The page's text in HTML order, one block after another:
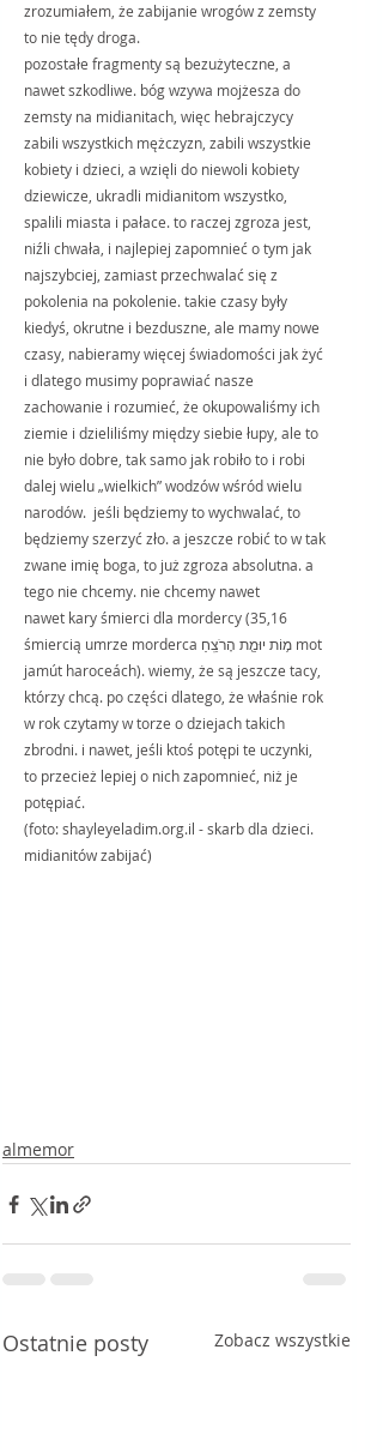
zrozumiałem, że zabijanie wrogów z zemsty
to nie tędy droga.
pozostałe fragmenty są bezużyteczne, a
nawet szkodliwe. bóg wzywa mojżesza do
zemsty na midianitach, więc hebrajczycy
zabili wszystkich mężczyzn, zabili wszystkie
kobiety i dzieci, a wzięli do niewoli kobiety
dziewicze, ukradli midianitom wszystko,
spalili miasta i pałace. to raczej zgroza jest,
niźli chwała, i najlepiej zapomnieć o tym jak
najszybciej, zamiast przechwalać się z
pokolenia na pokolenie. takie czasy były
kiedyś, okrutne i bezduszne, ale mamy nowe
czasy, nabieramy więcej świadomości jak żyć
i dlatego musimy poprawiać nasze
zachowanie i rozumieć, że okupowaliśmy ich
ziemie i dzieliliśmy między siebie łupy, ale to
nie było dobre, tak samo jak robiło to i robi
dalej wielu „wielkich” wodzów wśród wielu
narodów.  jeśli będziemy to wychwalać, to
będziemy szerzyć zło. a jeszcze robić to w tak
zwane imię boga, to już zgroza absolutna. a
tego nie chcemy. nie chcemy nawet
nawet kary śmierci dla mordercy (35,16
śmiercią umrze morderca מ֥וֹת יוּמַ֖ת הָרֹצֵֽחַ mot
jamút haroceách). wiemy, że są jeszcze tacy,
którzy chcą. po części dlatego, że właśnie rok
w rok czytamy w torze o dziejach takich
zbrodni. i nawet, jeśli ktoś potępi te uczynki,
to przecież lepiej o nich zapomnieć, niż je
potępiać.
(foto: shayleyeladim.org.il - skarb dla dzieci.
midianitów zabijać)
almemor
Ostatnie posty Zobacz wszystkie